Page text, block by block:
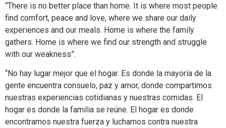
“There is no better place than home. It is where most people
find comfort, peace and love, where we share our daily
experiences and our meals. Home is where the family
gathers. Home is where we find our strength and struggle
with our weakness”.
“No hay lugar mejor que el hogar. Es donde la mayoría de la
gente encuentra consuelo, paz y amor, donde compartimos
nuestras experiencias cotidianas y nuestras comidas. El
hogar es donde la familia se reúne. El hogar es donde
encontramos nuestra fuerza y luchamos contra nuestra